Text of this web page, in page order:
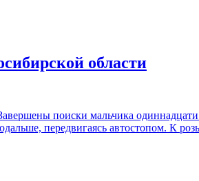
области
поиски мальчика
передвигаясь автостопом. К